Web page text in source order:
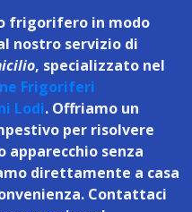
frigorifero in modo
nostro servizio di
, specializzato nel
Frigoriferi
Lodi. Offriamo un
per risolvere
apparecchio senza
direttamente a casa
Contattaci